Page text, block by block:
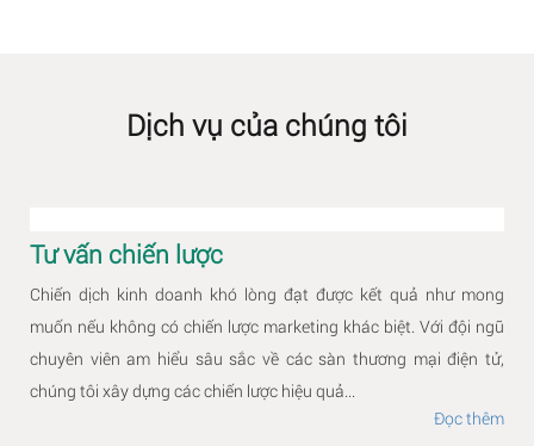
Dịch vụ của chúng tôi
Tư vấn chiến lược
Chiến dịch kinh doanh khó lòng đạt được kết quả như mong
muốn nếu không có chiến lược marketing khác biệt. Với đội ngũ
chuyên viên am hiểu sâu sắc về các sàn thương mại điện tử,
chúng tôi xây dựng các chiến lược hiệu quả...
Đọc thêm